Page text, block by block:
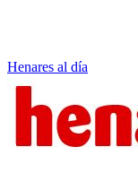
Henares al día